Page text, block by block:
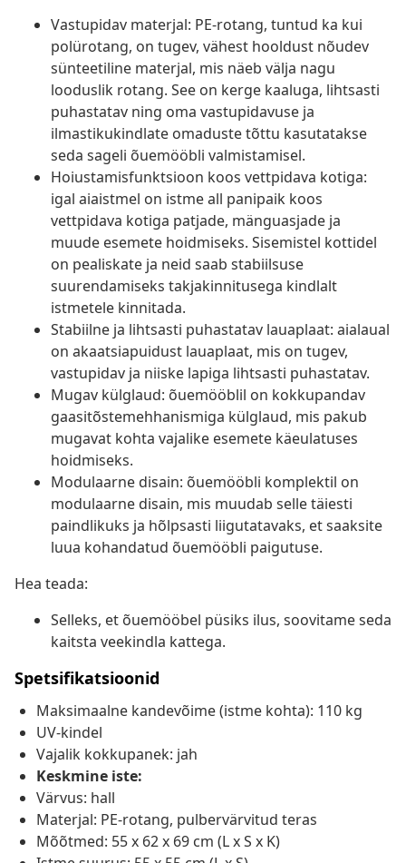
Vastupidav materjal: PE-rotang, tuntud ka kui
polürotang, on tugev, vähest hooldust nõudev
sünteetiline materjal, mis näeb välja nagu
looduslik rotang. See on kerge kaaluga, lihtsasti
puhastatav ning oma vastupidavuse ja
ilmastikukindlate omaduste tõttu kasutatakse
seda sageli õuemööbli valmistamisel.
Hoiustamisfunktsioon koos vettpidava kotiga:
igal aiaistmel on istme all panipaik koos
vettpidava kotiga patjade, mänguasjade ja
muude esemete hoidmiseks. Sisemistel kottidel
on pealiskate ja neid saab stabiilsuse
suurendamiseks takjakinnitusega kindlalt
istmetele kinnitada.
Stabiilne ja lihtsasti puhastatav lauaplaat: aialaual
on akaatsiapuidust lauaplaat, mis on tugev,
vastupidav ja niiske lapiga lihtsasti puhastatav.
Mugav külglaud: õuemööblil on kokkupandav
gaasitõstemehhanismiga külglaud, mis pakub
mugavat kohta vajalike esemete käeulatuses
hoidmiseks.
Modulaarne disain: õuemööbli komplektil on
modulaarne disain, mis muudab selle täiesti
paindlikuks ja hõlpsasti liigutatavaks, et saaksite
luua kohandatud õuemööbli paigutuse.
Hea teada:
Selleks, et õuemööbel püsiks ilus, soovitame seda
kaitsta veekindla kattega.
Spetsifikatsioonid
Maksimaalne kandevõime (istme kohta): 110 kg
UV-kindel
Vajalik kokkupanek: jah
Keskmine iste:
Värvus: hall
Materjal: PE-rotang, pulbervärvitud teras
Mõõtmed: 55 x 62 x 69 cm (L x S x K)